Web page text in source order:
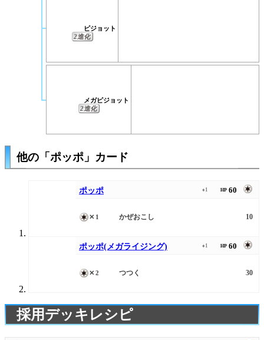
ピジョット
2進化
メガピジョット
2進化
他の「ポッポ」カード
ポッポ ♦1 HP 60
✕1 かぜおこし 10
ポッポ(メガライジング) ♦1 HP 60
✕2 つつく 30
採用デッキレシピ